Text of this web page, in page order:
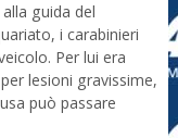
guida del
i carabinieri
Per lui era
lesioni gravissime,
può passare